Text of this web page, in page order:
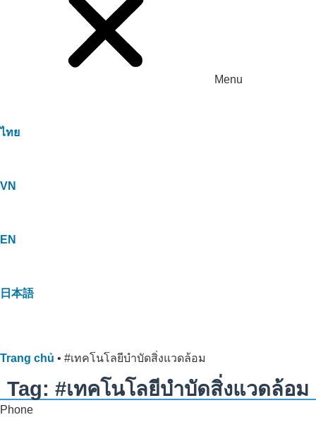
Menu
ไทย
VN
EN
日本語
Trang chủ • #เทคโนโลยีบำบัดสิ่งแวดล้อม
Tag: #เทคโนโลยีบำบัดสิ่งแวดล้อม
Phone